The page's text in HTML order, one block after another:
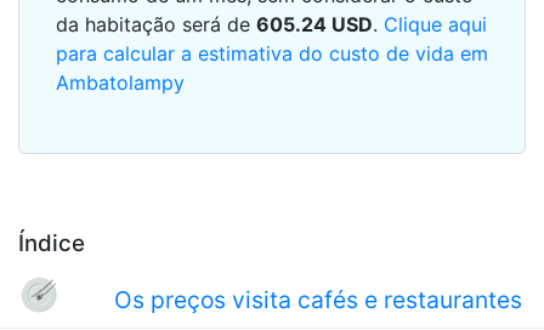
Índice
Os preços visita cafés e restaurantes
da habitação será de 605.24 USD. Clique aqui
para calcular a estimativa do custo de vida em
Ambatolampy